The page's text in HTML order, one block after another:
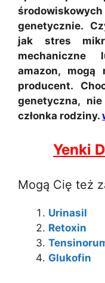
genetycznie.
jak stres
mechaniczne
amazon, mogą
producent.
genetyczna,
członka rodziny.
Yenki
Mogą Cię też
Urinasil
Retoxin
Glukofin